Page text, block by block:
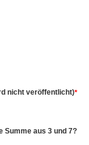
nicht veröffentlicht)*
Summe aus 3 und 7?